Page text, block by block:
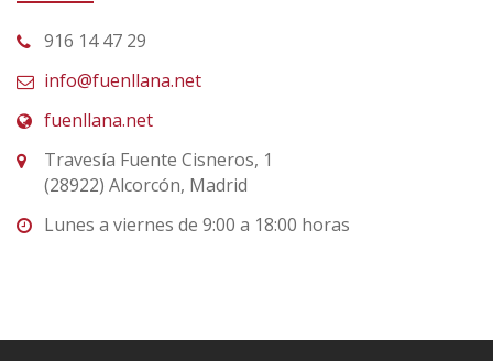
916 14 47 29
info@fuenllana.net
fuenllana.net
Travesía Fuente Cisneros, 1
(28922) Alcorcón, Madrid
Lunes a viernes de 9:00 a 18:00 horas